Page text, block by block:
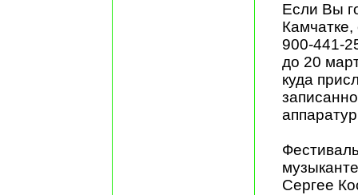
Если Вы
900-441-
до 20
куда
Сергее